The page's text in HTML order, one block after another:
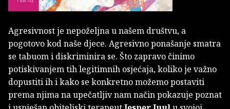
Agresivnost je nepoželjna u našem društvu, a
pogotovo kod naše djece. Agresivno ponašanje smatra
se tabuom i diskriminira se. Što zapravo činimo
potiskivanjem tih legitimnih osjećaja, koliko je važno
dopustiti ih i kako se konkretno možemo postaviti
prema njima na upečatljiv nam način pokazuje poznat